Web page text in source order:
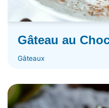
Gâteau au
Gâteaux